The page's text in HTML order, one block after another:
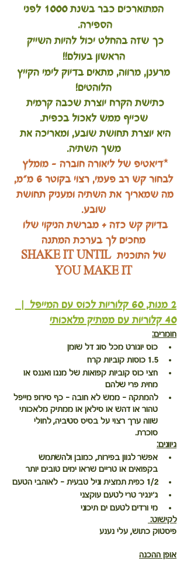
המתוארכים כבר בשנת 1000 לפני
הספירה.
כך שזה בהחלט יכול להיות השייק
הראשון בעולם!!
מרענן, מרווה, מתאים בדיוק לימי הקייץ
הלוהטים!
כתישת הקרח יוצרת שכבה קרמית
שכייף ממש לאכול בכפית.
היא יוצרת תחושת שובע, ומאריכה את
משך השתיה.
*דיאטיפ של ליאורה חוברה - מומלץ
לבחור קש רב פעמי, רצוי בקוטר 6 מ"מ,
מה שמאריך את השתיה ומעניק תחושת
שובע.
בדיוק קש כזה + מברשת הניקוי שלו
מחכים לך בערכת המתנה
של התוכנית SHAKE IT UNTIL
YOU MAKE IT
2 מנות, 60 קלוריות לכוס עם המייפל  |
40 קלוריות עם ממתיק מלאכותי
חומרים:
כוס יוגורט מכל סוג דל שומן
1.5 כוסות קוביות קרח
חצי כוס קוביות קפואות של מנגו ואננס או
מחית פרי שלהם
להמתקה - ממש לא חובה - כף סירופ מייפל
טהור או דהש או סילאן או ממתיק מלאכותי
שווה ערך רצוי על בסיס סטיביה, לחולי
סוכרת.
גיוונים:
אפשר לגוון בפירות, כמובן ולהשתמש
בקפואים או טריים שראו ימים טובים יותר
1/2 כפית
תמצית וניל טבעית - לאוהבי הטעם
ג'ינגיר טרי לטעם עוקצני
מי ורדים לטעם ים תיכוני
לקישוט:
פיסטוק כתוש, עלי נענע
אופן ההכנה